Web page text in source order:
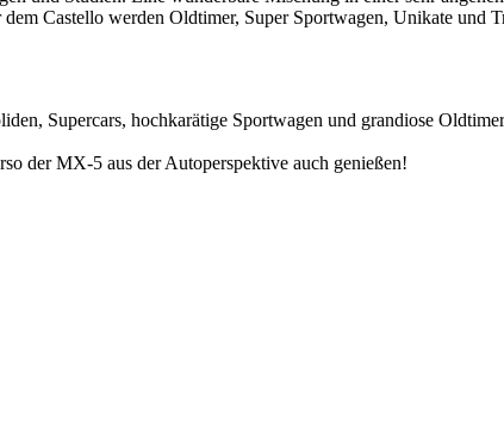
Castello werden Oldtimer, Super Sportwagen, Unikate und
Supercars, hochkarätige Sportwagen und grandiose
der MX-5 aus der Autoperspektive auch genießen!